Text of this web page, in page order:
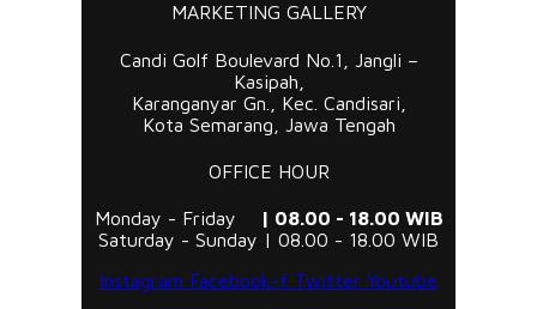
MARKETING GALLERY
Candi Golf Boulevard No.1, Jangli –
Kasipah,
Karanganyar Gn., Kec. Candisari,
Kota Semarang, Jawa Tengah
OFFICE HOUR
Monday - Friday
| 08.00 - 18.00 WIB
Saturday - Sunday | 08.00 - 18.00 WIB
Instagram Facebook-f Twitter Youtube